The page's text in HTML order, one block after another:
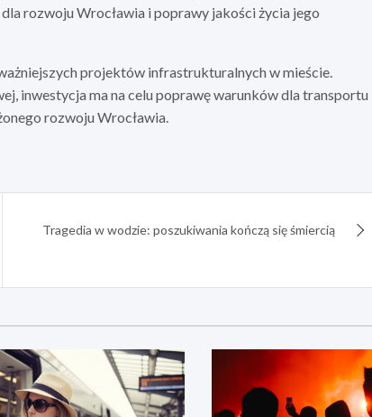
rozwoju Wrocławia i poprawy jakości życia jego
projektów infrastrukturalnych w mieście.
inwestycja ma na celu poprawę warunków dla transportu
rozwoju Wrocławia.
Tragedia w wodzie: poszukiwania kończą się śmiercią